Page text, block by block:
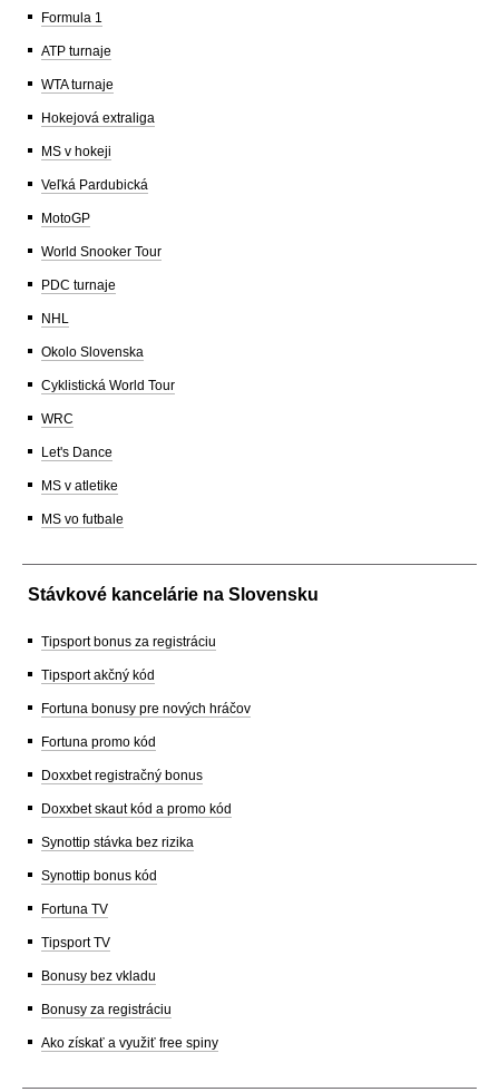
Formula 1
ATP turnaje
WTA turnaje
Hokejová extraliga
MS v hokeji
Veľká Pardubická
MotoGP
World Snooker Tour
PDC turnaje
NHL
Okolo Slovenska
Cyklistická World Tour
WRC
Let's Dance
MS v atletike
MS vo futbale
Stávkové kancelárie na Slovensku
Tipsport bonus za registráciu
Tipsport akčný kód
Fortuna bonusy pre nových hráčov
Fortuna promo kód
Doxxbet registračný bonus
Doxxbet skaut kód a promo kód
Synottip stávka bez rizika
Synottip bonus kód
Fortuna TV
Tipsport TV
Bonusy bez vkladu
Bonusy za registráciu
Ako získať a využiť free spiny